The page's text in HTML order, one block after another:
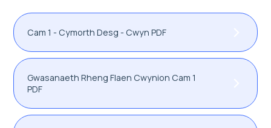
Cam 1 - Cymorth Desg - Cwyn PDF
Gwasanaeth Rheng Flaen Cwynion Cam 1
PDF